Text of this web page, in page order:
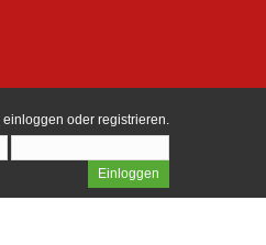
einloggen oder registrieren.